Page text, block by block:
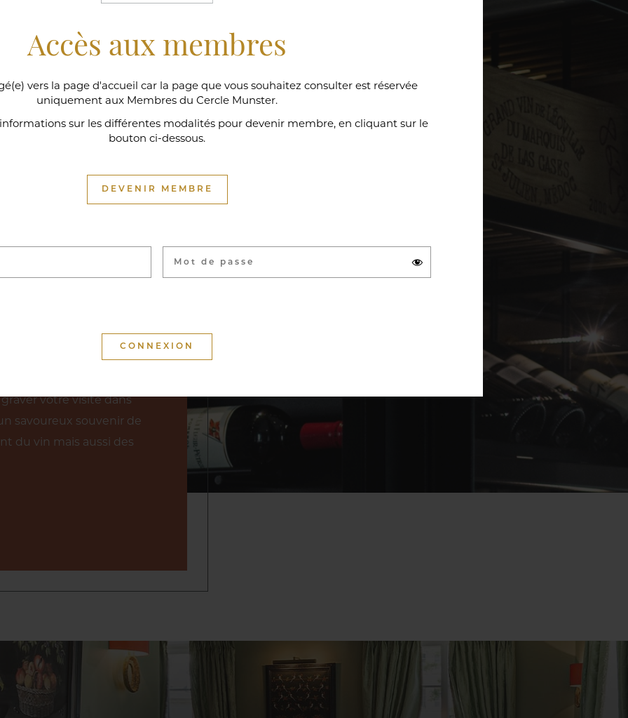
Accès aux membres
vers la page d'accueil car la page que vous souhaitez consulter est réservée
uniquement aux Membres du Cercle Munster.
sur les différentes modalités pour devenir membre, en cliquant sur le
bouton ci-dessous.
DEVENIR MEMBRE
du Cercle Munster
du petit producteur
ou accompagnée pour
les vins les plus
votre visite dans
savoureux souvenir de
du vin mais aussi des